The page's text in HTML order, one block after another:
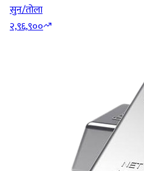
सुन/तोला
२,९६,९००